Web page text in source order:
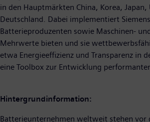
in den Hauptmärkten China, Korea, Japan,
Deutschland. Dabei implementiert
Batterieproduzenten sowie Maschinen-
Mehrwerte bieten und sie
etwa Energieeffizienz und Transparenz in
eine Toolbox zur Entwicklung
Hintergrundinformation:
Batterieunternehmen weltweit stehen vor